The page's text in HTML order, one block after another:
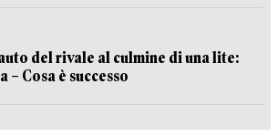
del rivale al culmine di una lite:
– Cosa è successo